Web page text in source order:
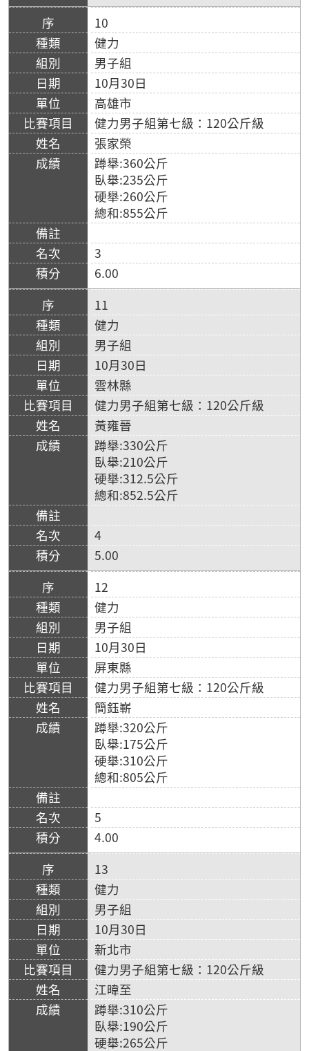
10
健力
男子組
10月30日
高雄市
健力男子組第七級：120公斤級
張家榮
蹲舉:360公斤
臥舉:235公斤
硬舉:260公斤
總和:855公斤
3
6.00
11
健力
男子組
10月30日
雲林縣
健力男子組第七級：120公斤級
黃雍晉
蹲舉:330公斤
臥舉:210公斤
硬舉:312.5公斤
總和:852.5公斤
4
5.00
12
健力
男子組
10月30日
屏東縣
健力男子組第七級：120公斤級
簡鈺嶄
蹲舉:320公斤
臥舉:175公斤
硬舉:310公斤
總和:805公斤
5
4.00
13
健力
男子組
10月30日
新北市
健力男子組第七級：120公斤級
江暐至
蹲舉:310公斤
臥舉:190公斤
硬舉:265公斤